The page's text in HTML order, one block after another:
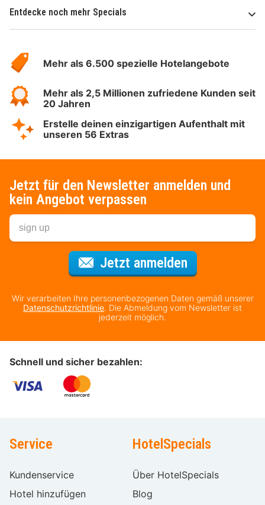
Entdecke noch mehr Specials
Hotelspecials
Mehr als 6.500 spezielle Hotelangebote
Mehr als 2,5 Millionen zufriedene Kunden seit
20 Jahren
Erstelle deinen einzigartigen Aufenthalt mit
unseren 56 Extras
Jetzt für den Newsletter anmelden und
kein Angebot verpassen
Jetzt anmeldenFür den
Wir verarbeiten Ihre personenbezogenen Daten gemäß unserer
Datenschutzrichtlinie. Die Abmeldung vom Newsletter ist
jederzeit möglich.
Schnell und sicher bezahlen:
Service
Kundenservice
Hotel hinzufügen
HotelSpecials
Über HotelSpecials
Blog